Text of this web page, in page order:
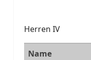
Herren IV
Name